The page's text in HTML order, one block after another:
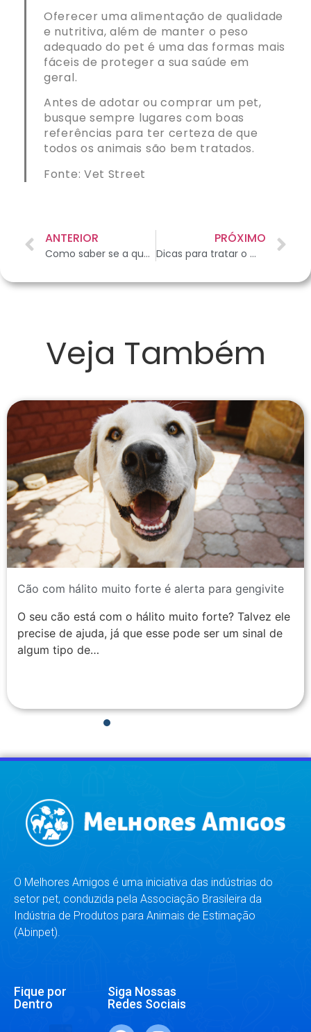
Oferecer uma alimentação de qualidade
e nutritiva, além de manter o peso
adequado do pet é uma das formas mais
fáceis de proteger a sua saúde em
geral.
Antes de adotar ou comprar um pet,
busque sempre lugares com boas
referências para ter certeza de que
todos os animais são bem tratados.
Fonte: Vet Street
ANTERIOR
Como saber se a queda de pelos em cães e gatos está fora do normal
PRÓXIMO
Dicas para tratar o mau hálito em cães
Veja Também
Cão com hálito muito forte é alerta para gengivite
O seu cão está com o hálito muito forte? Talvez ele
precise de ajuda, já que esse pode ser um sinal de
algum tipo de…
O Melhores Amigos é uma iniciativa das indústrias do
setor pet, conduzida pela Associação Brasileira da
Indústria de Produtos para Animais de Estimação
(Abinpet).
Fique por
Dentro
Siga Nossas
Redes Sociais